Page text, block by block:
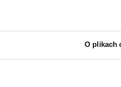
O plikach
ml